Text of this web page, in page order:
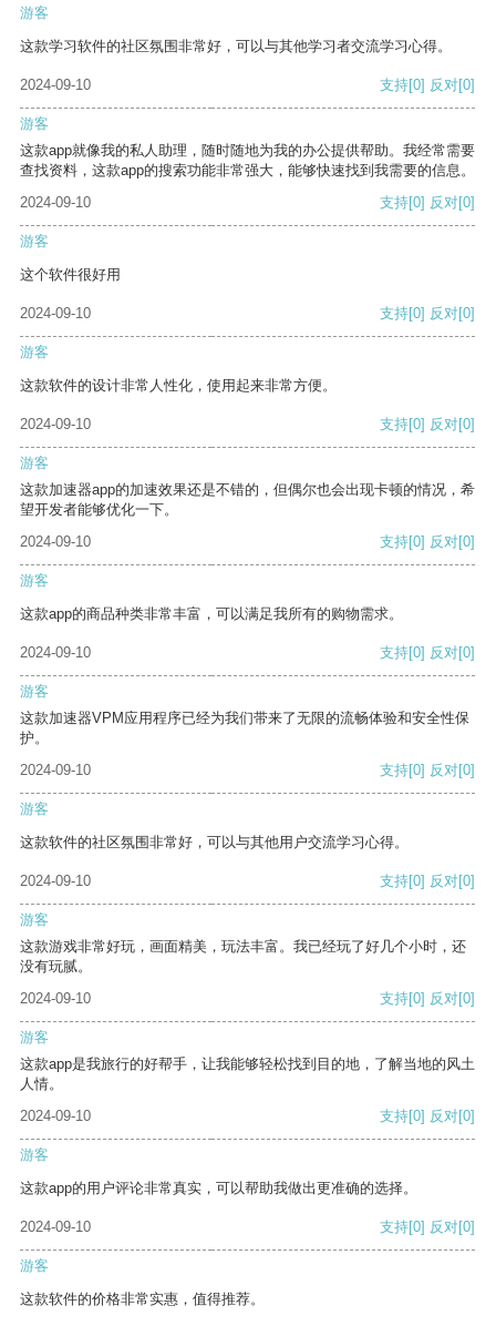
游客
这款学习软件的社区氛围非常好，可以与其他学习者交流学习心得。
2024-09-10 支持[0] 反对[0]
游客
这款app就像我的私人助理，随时随地为我的办公提供帮助。我经常需要
查找资料，这款app的搜索功能非常强大，能够快速找到我需要的信息。
2024-09-10
支持[0] 反对[0]
游客
这个软件很好用
2024-09-10 支持[0] 反对[0]
游客
这款软件的设计非常人性化，使用起来非常方便。
2024-09-10 支持[0] 反对[0]
游客
这款加速器app的加速效果还是不错的，但偶尔也会出现卡顿的情况，希
望开发者能够优化一下。
2024-09-10
支持[0] 反对[0]
游客
这款app的商品种类非常丰富，可以满足我所有的购物需求。
2024-09-10 支持[0] 反对[0]
游客
这款加速器VPM应用程序已经为我们带来了无限的流畅体验和安全性保
护。
2024-09-10
支持[0] 反对[0]
游客
这款软件的社区氛围非常好，可以与其他用户交流学习心得。
2024-09-10 支持[0] 反对[0]
游客
这款游戏非常好玩，画面精美，玩法丰富。我已经玩了好几个小时，还
没有玩腻。
2024-09-10
支持[0] 反对[0]
游客
这款app是我旅行的好帮手，让我能够轻松找到目的地，了解当地的风土
人情。
2024-09-10
支持[0] 反对[0]
游客
这款app的用户评论非常真实，可以帮助我做出更准确的选择。
2024-09-10 支持[0] 反对[0]
游客
这款软件的价格非常实惠，值得推荐。